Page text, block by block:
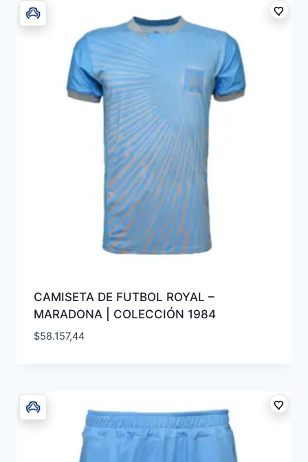
CAMISETA DE FUTBOL ROYAL –
MARADONA | COLECCIÓN 1984
$58.157,44